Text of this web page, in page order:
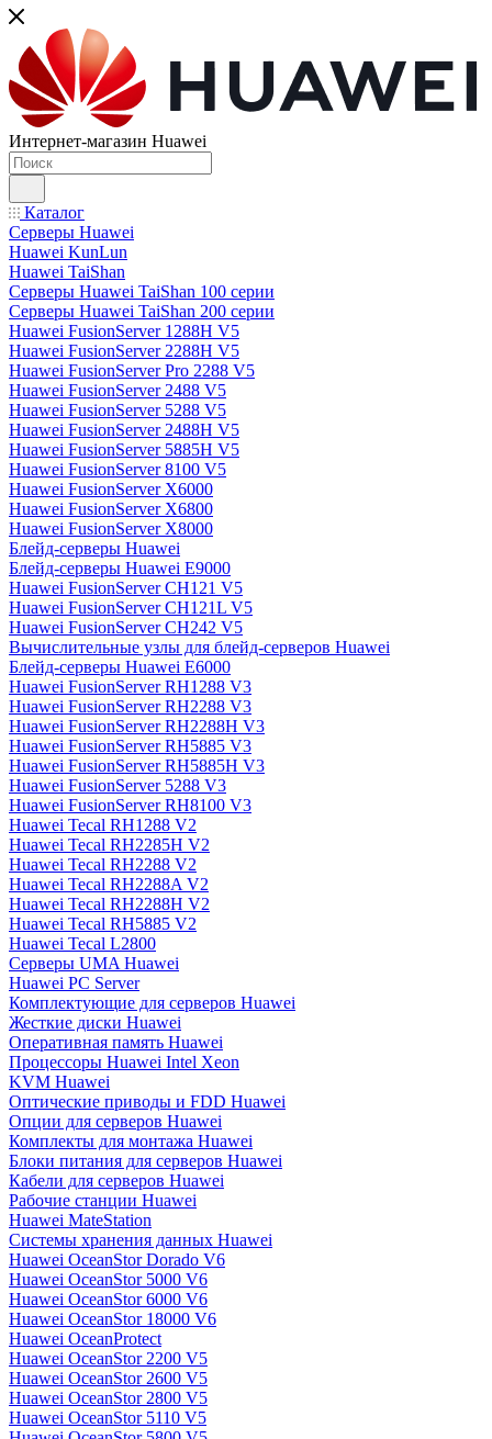
Интернет-магазин Huawei
Каталог
Серверы Huawei
Huawei KunLun
Huawei TaiShan
Серверы Huawei TaiShan 100 серии
Серверы Huawei TaiShan 200 серии
Huawei FusionServer 1288H V5
Huawei FusionServer 2288H V5
Huawei FusionServer Pro 2288 V5
Huawei FusionServer 2488 V5
Huawei FusionServer 5288 V5
Huawei FusionServer 2488H V5
Huawei FusionServer 5885H V5
Huawei FusionServer 8100 V5
Huawei FusionServer X6000
Huawei FusionServer X6800
Huawei FusionServer X8000
Блейд-серверы Huawei
Блейд-серверы Huawei E9000
Huawei FusionServer CH121 V5
Huawei FusionServer CH121L V5
Huawei FusionServer CH242 V5
Вычислительные узлы для блейд-серверов Huawei
Блейд-серверы Huawei E6000
Huawei FusionServer RH1288 V3
Huawei FusionServer RH2288 V3
Huawei FusionServer RH2288H V3
Huawei FusionServer RH5885 V3
Huawei FusionServer RH5885H V3
Huawei FusionServer 5288 V3
Huawei FusionServer RH8100 V3
Huawei Tecal RH1288 V2
Huawei Tecal RH2285H V2
Huawei Tecal RH2288 V2
Huawei Tecal RH2288A V2
Huawei Tecal RH2288H V2
Huawei Tecal RH5885 V2
Huawei Tecal L2800
Серверы UMA Huawei
Huawei PC Server
Комплектующие для серверов Huawei
Жесткие диски Huawei
Оперативная память Huawei
Процессоры Huawei Intel Xeon
KVM Huawei
Оптические приводы и FDD Huawei
Опции для серверов Huawei
Комплекты для монтажа Huawei
Блоки питания для серверов Huawei
Кабели для серверов Huawei
Рабочие станции Huawei
Huawei MateStation
Системы хранения данных Huawei
Huawei OceanStor Dorado V6
Huawei OceanStor 5000 V6
Huawei OceanStor 6000 V6
Huawei OceanStor 18000 V6
Huawei OceanProtect
Huawei OceanStor 2200 V5
Huawei OceanStor 2600 V5
Huawei OceanStor 2800 V5
Huawei OceanStor 5110 V5